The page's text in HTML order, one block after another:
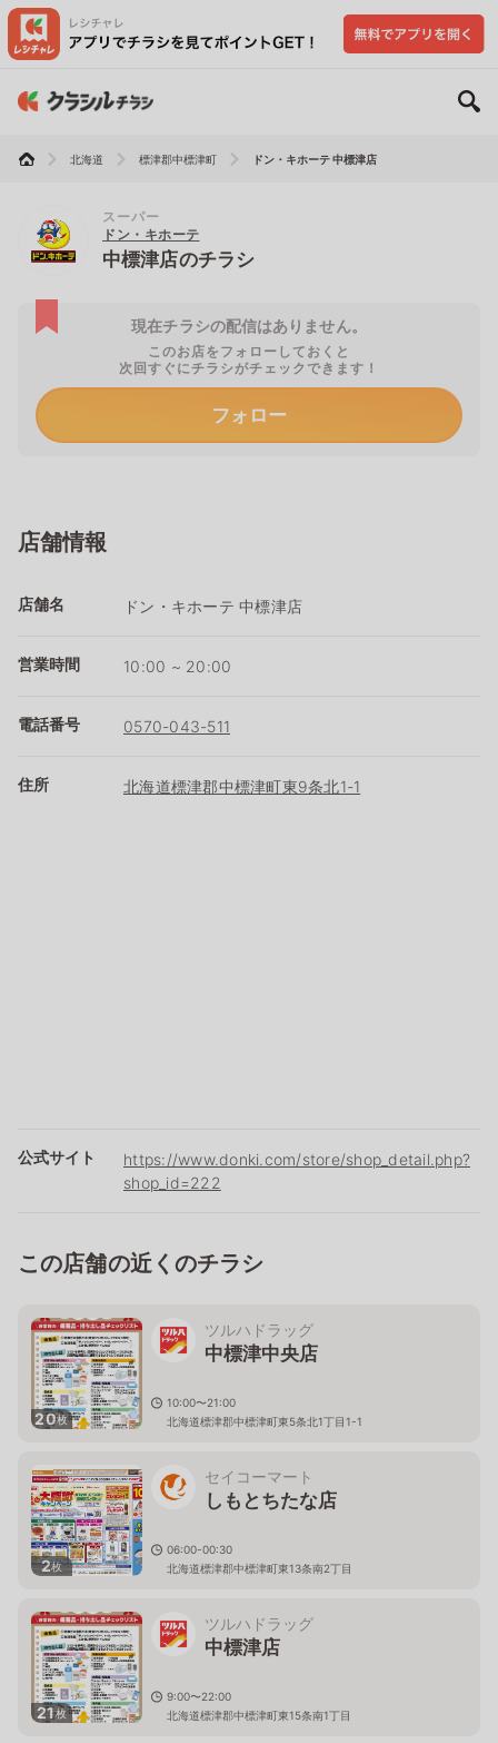
北海道 標津郡中標津町 ドン・キホーテ 中標津店
スーパー
ドン・キホーテ
中標津店のチラシ
現在チラシの配信はありません。
このお店をフォローしておくと
次回すぐにチラシがチェックできます！
フォロー
店舗情報
店舗名 ドン・キホーテ 中標津店
営業時間 10:00 ~ 20:00
電話番号 0570-043-511
住所 北海道標津郡中標津町東9条北1-1
公式サイト
https://www.donki.com/store/shop_detail.php?
shop_id=222
この店舗の近くのチラシ
20枚
ツルハドラッグ
中標津中央店
10:00〜21:00
北海道標津郡中標津町東5条北1丁目1-1
2枚
セイコーマート
しもとちたな店
06:00-00:30
北海道標津郡中標津町東13条南2丁目
21枚
ツルハドラッグ
中標津店
9:00〜22:00
北海道標津郡中標津町東15条南1丁目